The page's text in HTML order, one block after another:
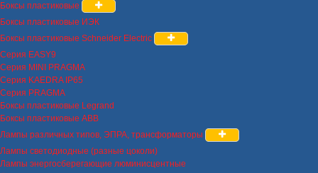
Боксы пластиковые
Боксы пластиковые ИЭК
Боксы пластиковые Schneider Electric
Серия EASY9
Серия MINI PRAGMA
Серия KAEDRA IP65
Серия PRAGMA
Боксы пластиковые Legrand
Боксы пластиковые ABB
Лампы различных типов, ЭПРА, трансформаторы
Лампы светодиодные (разные цоколи)
Лампы энергосберегающие люминисцентные